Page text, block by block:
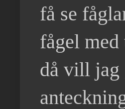
få se
fågel
då vill jag